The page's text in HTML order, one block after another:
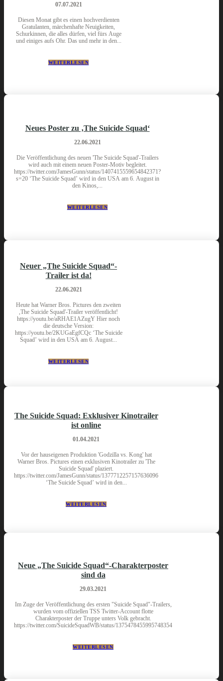
07.07.2021
Diesen Monat gibt es einen hochverdienten
Gratulanten, märchenhafte Neuigkeiten,
Schurkinnen, die alles dürfen, viel fürs Auge
und einiges aufs Ohr. Das und mehr in den...
WEITERLESEN
Neues Poster zu ‚The Suicide Squad‘
22.06.2021
Die Veröffentlichung des neuen 'The Suicide Squad'-Trailers
wird auch mit einem neuen Poster-Motiv begleitet.
https://twitter.com/JamesGunn/status/1407415559654842371?
s=20 ‘The Suicide Squad’ wird in den USA am 6. August in
den Kinos,...
WEITERLESEN
Neuer „The Suicide Squad“-
Trailer ist da!
22.06.2021
Heute hat Warner Bros. Pictures den zweiten
,The Suicide Squad'-Trailer veröffentlicht!
https://youtu.be/aRHAE1AZugY Hier noch
die deutsche Version:
https://youtu.be/2KUGaEgfCQc ‘The Suicide
Squad’ wird in den USA am 6. August...
WEITERLESEN
The Suicide Squad: Exklusiver Kinotrailer
ist online
01.04.2021
Vor der hauseigenen Produktion 'Godzilla vs. Kong' hat
Warner Bros. Pictures einen exklusiven Kinotrailer zu 'The
Suicide Squad' plaziert.
https://twitter.com/JamesGunn/status/1377712257157636096
‘The Suicide Squad’ wird in den...
WEITERLESEN
Neue „The Suicide Squad“-Charakterposter
sind da
29.03.2021
Im Zuge der Veröffentlichung des ersten "Suicide Squad"-Trailers,
wurden vom offiziellen TSS Twitter-Account flotte
Charakterposter der Truppe unters Volk gebracht.
https://twitter.com/SuicideSquadWB/status/1375478455995748354
WEITERLESEN